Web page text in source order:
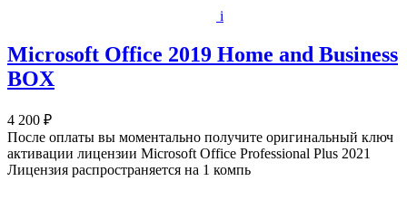
i
Microsoft Office 2019 Home and Business
BOX
4 200 ₽
После оплаты вы моментально получите оригинальный ключ
активации лицензии Microsoft Office Professional Plus 2021
Лицензия распространяется на 1 компь